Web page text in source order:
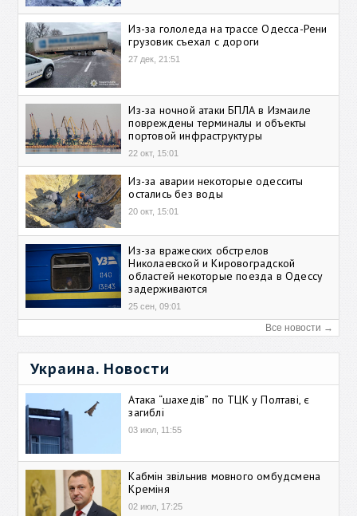
Из-за гололеда на трассе Одесса-Рени
грузовик съехал с дороги
27 дек, 21:51
Из-за ночной атаки БПЛА в Измаиле
повреждены терминалы и объекты
портовой инфраструктуры
22 окт, 15:01
Из-за аварии некоторые одесситы
остались без воды
20 окт, 15:01
Из-за вражеских обстрелов
Николаевской и Кировоградской
областей некоторые поезда в Одессу
задерживаются
25 сен, 09:01
Все новости →
Украина. Новости
Атака “шахедів” по ТЦК у Полтаві, є
загиблі
03 июл, 11:55
Кабмін звільнив мовного омбудсмена
Креміня
02 июл, 17:25